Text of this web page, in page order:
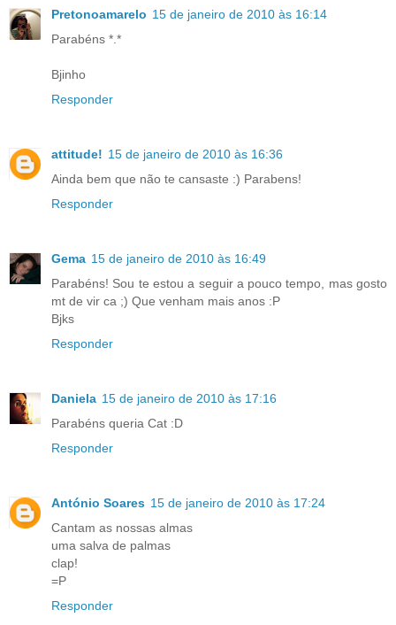
Pretonoamarelo 15 de janeiro de 2010 às 16:14
Parabéns *.*
Bjinho
Responder
attitude! 15 de janeiro de 2010 às 16:36
Ainda bem que não te cansaste :) Parabens!
Responder
Gema 15 de janeiro de 2010 às 16:49
Parabéns! Sou te estou a seguir a pouco tempo, mas gosto
mt de vir ca ;) Que venham mais anos :P
Bjks
Responder
Daniela 15 de janeiro de 2010 às 17:16
Parabéns queria Cat :D
Responder
António Soares 15 de janeiro de 2010 às 17:24
Cantam as nossas almas
uma salva de palmas
clap!
=P
Responder